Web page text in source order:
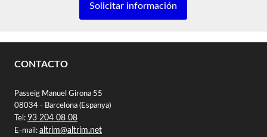
Solicitar información
CONTACTO
Passeig Manuel Girona 55
08034 - Barcelona (Espanya)
Tel: 93 204 08 08
E-mail: altrim@altrim.net